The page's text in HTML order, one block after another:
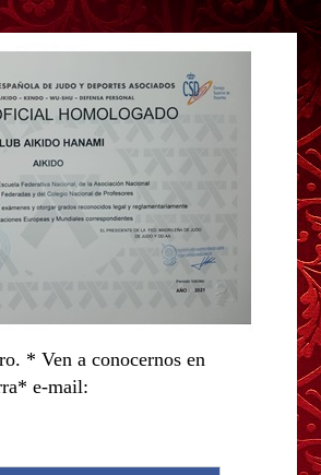
* Ven a conocernos en
e-mail: